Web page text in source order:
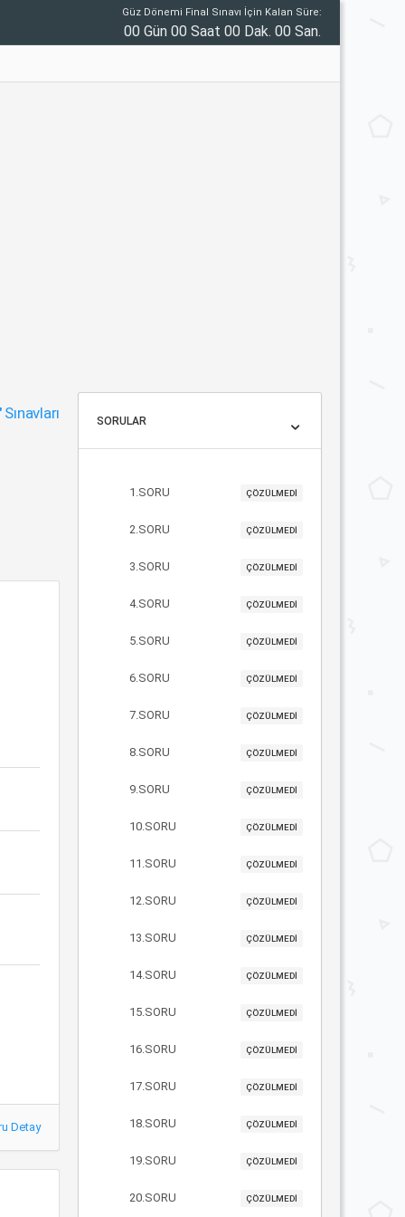
Güz Dönemi Final Sınavı İçin Kalan Süre:
00 Gün 00 Saat 00 Dak. 00 San.
Sınavları
Detay
SORULAR
1.SORU ÇÖZÜLMEDİ
2.SORU ÇÖZÜLMEDİ
3.SORU ÇÖZÜLMEDİ
4.SORU ÇÖZÜLMEDİ
5.SORU ÇÖZÜLMEDİ
6.SORU ÇÖZÜLMEDİ
7.SORU ÇÖZÜLMEDİ
8.SORU ÇÖZÜLMEDİ
9.SORU ÇÖZÜLMEDİ
10.SORU ÇÖZÜLMEDİ
11.SORU ÇÖZÜLMEDİ
12.SORU ÇÖZÜLMEDİ
13.SORU ÇÖZÜLMEDİ
14.SORU ÇÖZÜLMEDİ
15.SORU ÇÖZÜLMEDİ
16.SORU ÇÖZÜLMEDİ
17.SORU ÇÖZÜLMEDİ
18.SORU ÇÖZÜLMEDİ
19.SORU ÇÖZÜLMEDİ
20.SORU ÇÖZÜLMEDİ